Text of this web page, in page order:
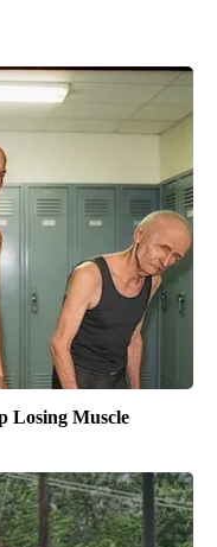
Losing Muscle